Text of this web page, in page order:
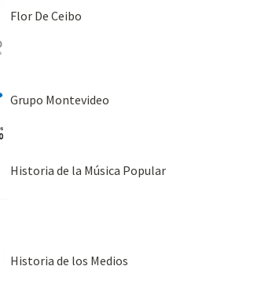
Flor De Ceibo
Grupo Montevideo
Historia de la Música Popular
Historia de los Medios